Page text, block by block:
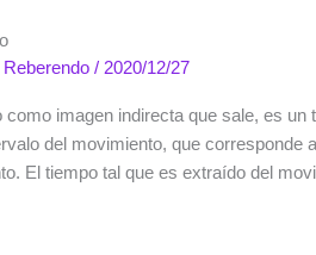
Reberendo/2020/12/27
como imagen indirecta que sale, es
del movimiento, que corresponde
El tiempo tal que es extraído del